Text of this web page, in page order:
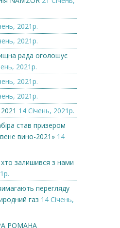
2021р.
2021р.
рада оголошує
2021р.
2021р.
2021р.
14 Січень, 2021р.
став призером
вино-2021» 14
залишився з нами
перегляду
газ 14 Січень,
РОМАНА